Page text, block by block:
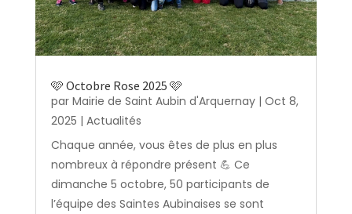
🩷 Octobre Rose 2025 🩷
par Mairie de Saint Aubin d'Arquernay| Oct 8,
2025 | Actualités
Chaque année, vous êtes de plus en plus
nombreux à répondre présent 💪 Ce
dimanche 5 octobre, 50 participants de
l’équipe des Saintes Aubinaises se sont